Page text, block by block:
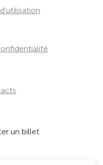
un billet